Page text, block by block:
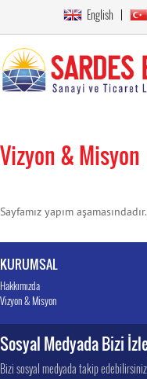
English
Vizyon & Misyon
Sayfamız yapım
KURUMSAL
Hakkımızda
Vizyon & Misyon
Sosyal Medyada Bizi
Bizi sosyal medyada takip edebilirsiniz.